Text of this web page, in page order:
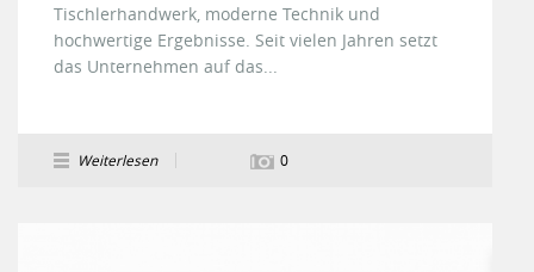
Tischlerhandwerk, moderne Technik und
hochwertige Ergebnisse. Seit vielen Jahren setzt
das Unternehmen auf das...
Weiterlesen 0